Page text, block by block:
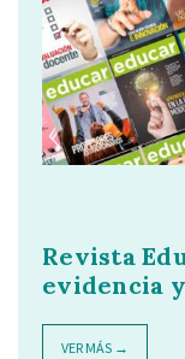
Revista
evidencia
VER MÁS →